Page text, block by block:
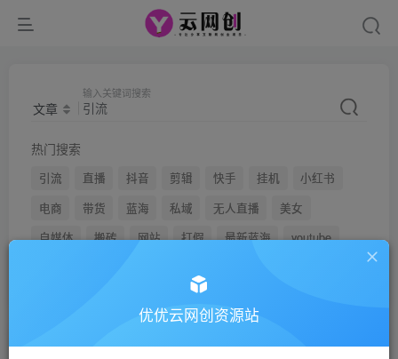
文章
输入关键词搜索
热门搜索
引流 直播 抖音 剪辑 快手 挂机
小红书
电商
带货 蓝海 私域 无人直播
美女
自媒体
搬砖 网站 打假 最新蓝海
youtube
文章 用户
优优云网创资源站